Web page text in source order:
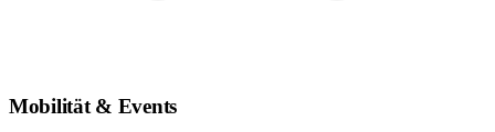
Mobilität & Events